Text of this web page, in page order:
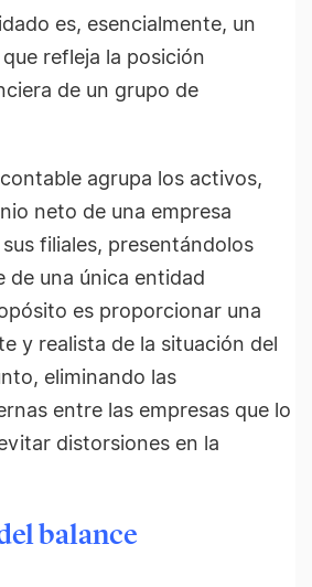
es, esencialmente, un
refleja la posición
de un grupo de
agrupa los activos,
neto de una empresa
filiales, presentándolos
de una única entidad
es proporcionar una
y realista de la situación del
eliminando las
entre las empresas que lo
distorsiones en la
balance